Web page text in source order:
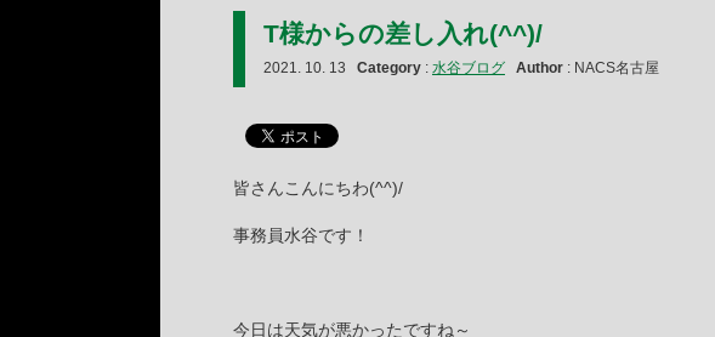
T様からの差し入れ(^^)/
2021. 10. 13 Category : 水谷ブログ Author : NACS名古屋
皆さんこんにちわ(^^)/
事務員水谷です！
今日は天気が悪かったですね～